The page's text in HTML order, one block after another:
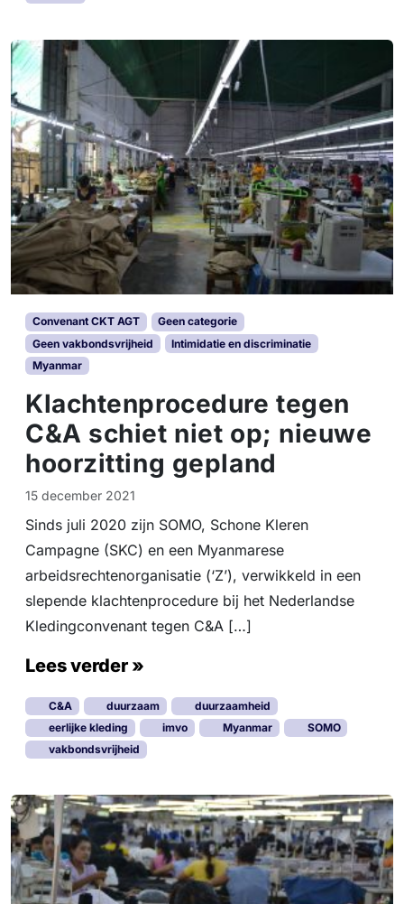
Convenant CKT AGT
Geen categorie
Geen vakbondsvrijheid
Intimidatie en discriminatie
Myanmar
Klachtenprocedure tegen
C&A schiet niet op; nieuwe
hoorzitting gepland
15 december 2021
Sinds juli 2020 zijn SOMO, Schone Kleren
Campagne (SKC) en een Myanmarese
arbeidsrechtenorganisatie (‘Z’), verwikkeld in een
slepende klachtenprocedure bij het Nederlandse
Kledingconvenant tegen C&A […]
Lees verder »
C&A duurzaam
duurzaamheid
eerlijke kleding
imvo Myanmar
SOMO
vakbondsvrijheid